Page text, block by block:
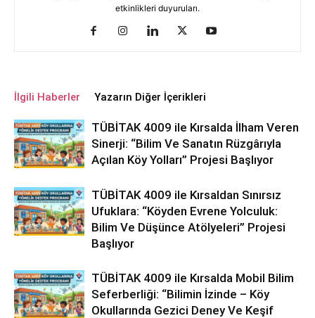
etkinlikleri duyuruları.
İlgili Haberler Yazarın Diğer İçerikleri
TÜBİTAK 4009 ile Kırsalda İlham Veren
Sinerji: “Bilim Ve Sanatın Rüzgârıyla
Açılan Köy Yolları” Projesi Başlıyor
TÜBİTAK 4009 ile Kırsaldan Sınırsız
Ufuklara: “Köyden Evrene Yolculuk:
Bilim Ve Düşünce Atölyeleri” Projesi
Başlıyor
TÜBİTAK 4009 ile Kırsalda Mobil Bilim
Seferberliği: “Bilimin İzinde – Köy
Okullarında Gezici Deney Ve Keşif